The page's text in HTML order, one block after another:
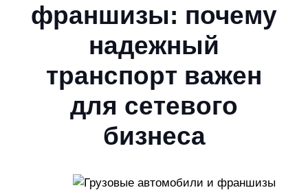
франшизы: почему
надежный
транспорт важен
для сетевого
бизнеса